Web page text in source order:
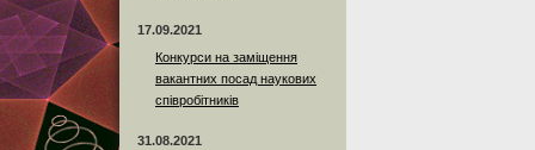
17.09.2021
Конкурси на заміщення
вакантних посад наукових
співробітників
31.08.2021